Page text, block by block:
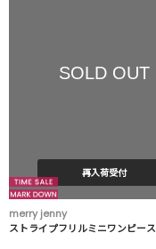
SOLD OUT
再入荷受付
merry jenny
ストライプフリルミニワンピース